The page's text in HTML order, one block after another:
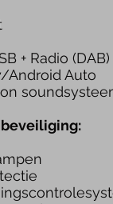
+ Radio (DAB)
Android Auto